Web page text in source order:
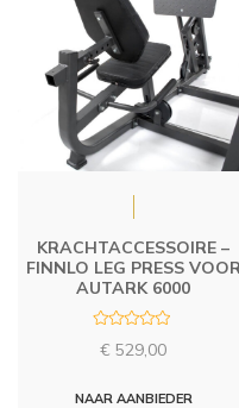
KRACHTACCESSOIRE –
FINNLO LEG PRESS
AUTARK 6000
a
d
€ 529,00
NAAR AANBIEDER